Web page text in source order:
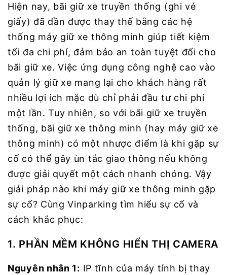
Hiện nay, bãi giữ xe truyền thống (ghi vé
giấy) đã dần được thay thế bằng các hệ
thống máy giữ xe thông minh giúp tiết kiệm
tối đa chi phí, đảm bảo an toàn tuyệt đối cho
bãi giữ xe. Việc ứng dụng công nghệ cao vào
quản lý giữ xe mang lại cho khách hàng rất
nhiều lợi ích mặc dù chỉ phải đầu tư chi phí
một lần. Tuy nhiên, so với bãi giữ xe truyền
thống, bãi giữ xe thông minh (hay máy giữ xe
thông minh) có một nhược điểm là khi gặp sự
cố có thể gây ùn tắc giao thông nếu không
được giải quyết một cách nhanh chóng. Vậy
giải pháp nào khi máy giữ xe thông minh gặp
sự cố? Cùng Vinparking tìm hiểu sự cố và
cách khắc phục:
1. PHẦN MỀM KHÔNG HIỂN THỊ CAMERA
Nguyên nhân 1: IP tĩnh của máy tính bị thay